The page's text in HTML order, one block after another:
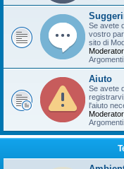
Se avete
vostro
sito di
Argomenti:
Aiuto
Se avete
l'aiuto
Argomenti: